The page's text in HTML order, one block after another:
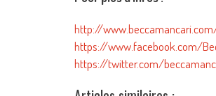
http://
https://www.facebook.com/
https://twitter.com/